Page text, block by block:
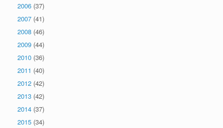
2006 (37)
2007 (41)
2008 (46)
2009 (44)
2010 (36)
2011 (40)
2012 (42)
2013 (42)
2014 (37)
2015 (34)